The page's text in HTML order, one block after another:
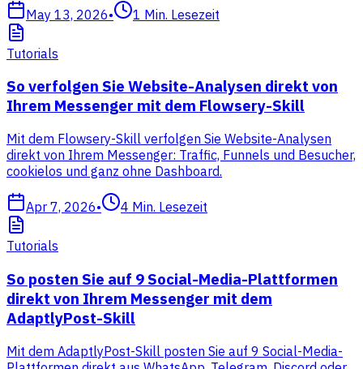
May 13, 2026• 1 Min. Lesezeit
Tutorials
So verfolgen Sie Website-Analysen direkt von
Ihrem Messenger mit dem Flowsery-Skill
Mit dem Flowsery-Skill verfolgen Sie Website-Analysen
direkt von Ihrem Messenger: Traffic, Funnels und Besucher,
cookielos und ganz ohne Dashboard.
Apr 7, 2026• 4 Min. Lesezeit
Tutorials
So posten Sie auf 9 Social-Media-Plattformen
direkt von Ihrem Messenger mit dem
AdaptlyPost-Skill
Mit dem AdaptlyPost-Skill posten Sie auf 9 Social-Media-